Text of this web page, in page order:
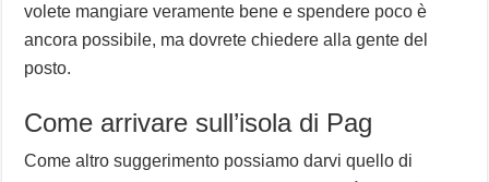
volete mangiare veramente bene e spendere poco è
ancora possibile, ma dovrete chiedere alla gente del
posto.
Come arrivare sull’isola di Pag
Come altro suggerimento possiamo darvi quello di